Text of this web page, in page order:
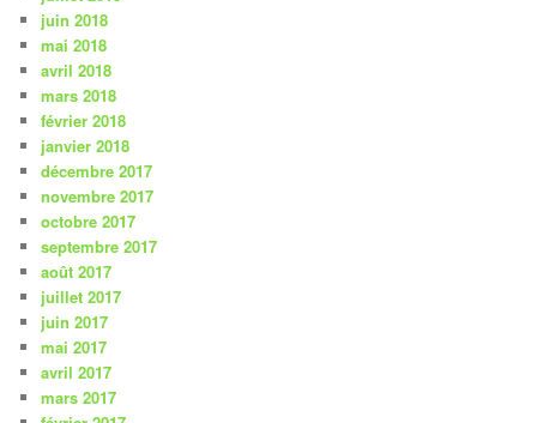
juin 2018
mai 2018
avril 2018
mars 2018
février 2018
janvier 2018
décembre 2017
novembre 2017
octobre 2017
septembre 2017
août 2017
juillet 2017
juin 2017
mai 2017
avril 2017
mars 2017